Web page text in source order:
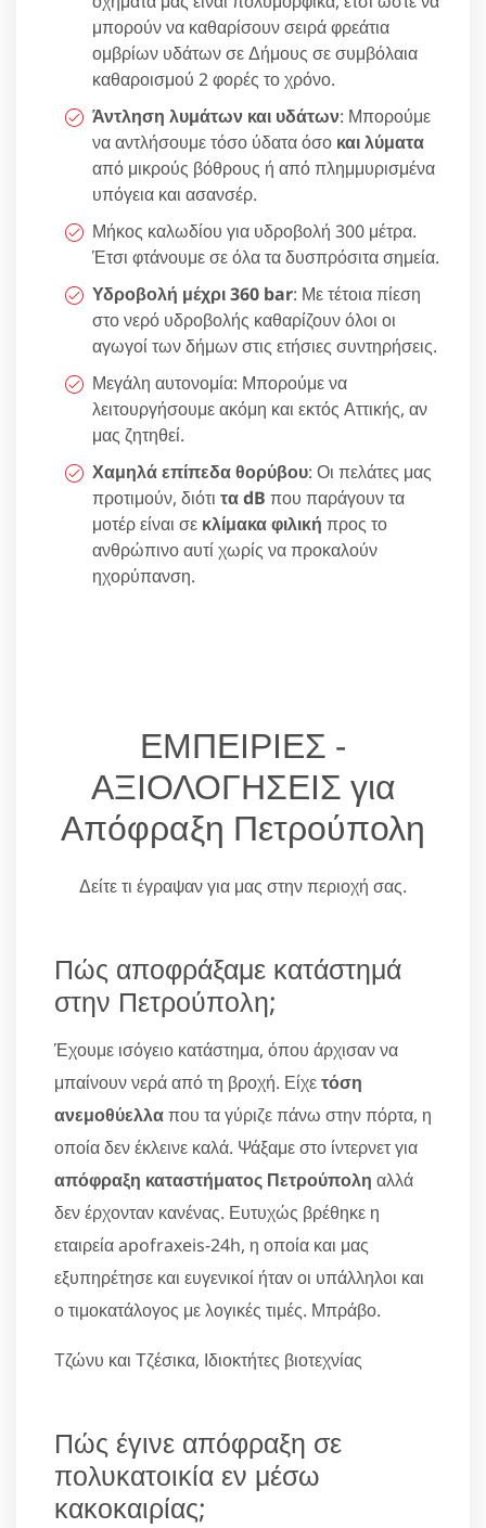
μπορούν να καθαρίσουν σειρά φρεάτια
ομβρίων υδάτων σε Δήμους σε συμβόλαια
καθαροισμού 2 φορές το χρόνο.
Άντληση λυμάτων και υδάτων: Μπορούμε
να αντλήσουμε τόσο ύδατα όσο και λύματα
από μικρούς βόθρους ή από πλημμυρισμένα
υπόγεια και ασανσέρ.
Μήκος καλωδίου για υδροβολή 300 μέτρα.
Έτσι φτάνουμε σε όλα τα δυσπρόσιτα σημεία.
Υδροβολή μέχρι 360 bar: Με τέτοια πίεση
στο νερό υδροβολής καθαρίζουν όλοι οι
αγωγοί των δήμων στις ετήσιες συντηρήσεις.
Μεγάλη αυτονομία: Μπορούμε να
λειτουργήσουμε ακόμη και εκτός Αττικής, αν
μας ζητηθεί.
Χαμηλά επίπεδα θορύβου: Οι πελάτες μας
προτιμούν, διότι τα dB που παράγουν τα
μοτέρ είναι σε κλίμακα φιλική προς το
ανθρώπινο αυτί χωρίς να προκαλούν
ηχορύπανση.
ΕΜΠΕΙΡΙΕΣ -
ΑΞΙΟΛΟΓΗΣΕΙΣ για
Απόφραξη Πετρούπολη
Δείτε τι έγραψαν για μας στην περιοχή σας.
Πώς αποφράξαμε κατάστημά
στην Πετρούπολη;
Έχουμε ισόγειο κατάστημα, όπου άρχισαν να
μπαίνουν νερά από τη βροχή. Είχετόση
ανεμοθύελλαπου τα γύριζε πάνω στην πόρτα, η
οποία δεν έκλεινε καλά. Ψάξαμε στο ίντερνετ για
απόφραξη καταστήματος Πετρούπολη αλλά
δεν έρχονταν κανένας. Ευτυχώς βρέθηκε η
εταιρεία apofraxeis-24h, η οποία και μας
εξυπηρέτησε και ευγενικοί ήταν οι υπάλληλοι και
ο τιμοκατάλογος με λογικές τιμές. Μπράβο.
Τζώνυ και Τζέσικα, Ιδιοκτήτες βιοτεχνίας
Πώς έγινε απόφραξη σε
πολυκατοικία εν μέσω
κακοκαιρίας;